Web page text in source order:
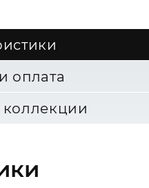
оплата